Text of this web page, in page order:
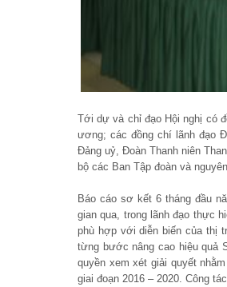
Tới dự và chỉ đạo Hội nghị có
ương; các đồng chí lãnh đạo
Đảng uỷ, Đoàn Thanh niên
bộ các Ban Tập đoàn và
Báo cáo sơ kết 6 tháng đầu
gian qua, trong lãnh đạo thực
phù hợp với diễn biến của thị
từng bước nâng cao hiệu quả
quyền xem xét giải quyết
giai đoạn 2016 – 2020. Công